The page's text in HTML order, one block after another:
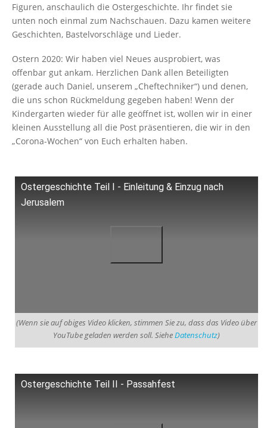
Figuren, anschaulich die Ostergeschichte. Ihr findet sie
unten noch einmal zum Nachschauen. Dazu kamen weitere
Geschichten, Bastelvorschläge und Lieder.
Ostern 2020: Wir haben viel Neues ausprobiert, was
offenbar gut ankam. Herzlichen Dank allen Beteiligten
(gerade auch Daniel, unserem „Cheftechniker“) und denen,
die uns schon Rückmeldung gegeben haben! Wenn der
Kindergarten wieder für alle geöffnet ist, wollen wir in einer
kleinen Ausstellung all die Post präsentieren, die wir in den
„Corona-Wochen“ von Euch erhalten haben.
Ostergeschichte Teil I - Einleitung & Einzug nach
Jerusalem
(Wenn sie auf obiges Video klicken, stimmen Sie zu, dass das Video über
YouTube geladen werden soll. SieheDatenschutz)
Ostergeschichte Teil II - Passahfest